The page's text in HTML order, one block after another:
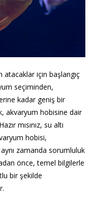
atacaklar için başlangıç
seçiminden,
kadar geniş bir
akvaryum hobisine dair
mısınız, su altı
hobisi,
zamanda sorumluluk
önce, temel bilgilerle
bir şekilde